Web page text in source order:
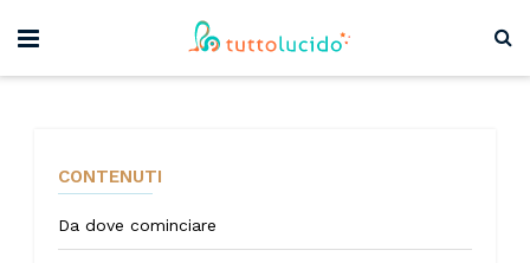
CONTENUTI
Da dove cominciare